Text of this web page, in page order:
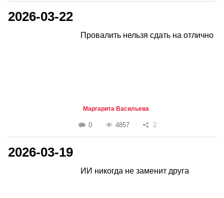
2026-03-22
Провалить нельзя сдать на отлично
Маргарита Васильева
0 4857 2
2026-03-19
ИИ никогда не заменит друга